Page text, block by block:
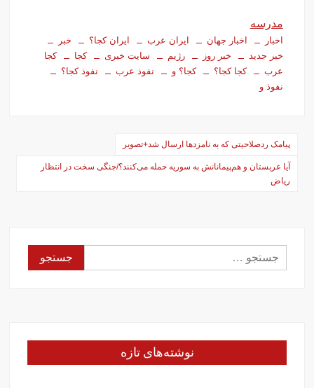
مدرسه
اخبار اخبار جهان ایران عرب ایران کجا؟
خبر
خبر جدید
خبر روز رژیم‌ سایت خبری کجا
کجا
عرب
کجا کجا؟ کجا؟ و نفوذ عرب
نفوذ کجا؟
نفوذ و
راهبری
نوشته‌ها
پیامک ردصلاحیتی که به نامزدها ارسال شد+تصویر
آیا عربستان و هم‌پیمانانش به سوریه حمله می‌کنند؟/جنگی سخت در انتظار
ریاض
جستجو
برای:
نوشته‌های تازه